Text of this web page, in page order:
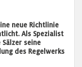
neue Richtlinie
Als Spezialist
seine
des Regelwerks